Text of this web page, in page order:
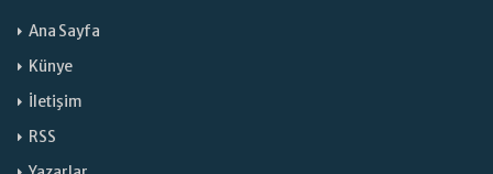
Ana Sayfa
Künye
İletişim
RSS